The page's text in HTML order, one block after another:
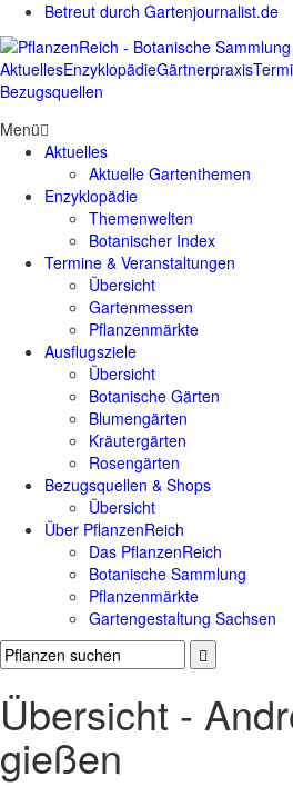
Betreut durch Gartenjournalist.de
AktuellesEnzyklopädieGärtnerpraxis
Bezugsquellen
Menü
Aktuelles
Aktuelle Gartenthemen
Enzyklopädie
Themenwelten
Botanischer Index
Termine & Veranstaltungen
Übersicht
Gartenmessen
Pflanzenmärkte
Ausflugsziele
Übersicht
Botanische Gärten
Blumengärten
Kräutergärten
Rosengärten
Bezugsquellen & Shops
Übersicht
Über PflanzenReich
Das PflanzenReich
Botanische Sammlung
Pflanzenmärkte
Gartengestaltung Sachsen
Übersicht -
gießen